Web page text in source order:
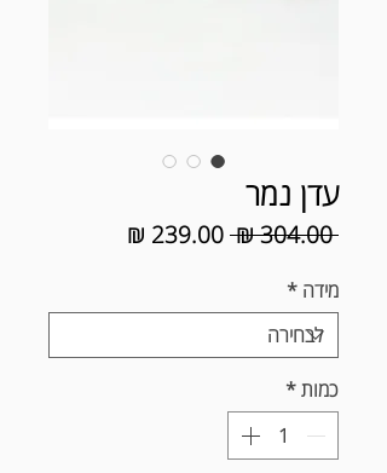
עדן נמר
‏304.00 ‏₪
מחיר
מידה *
כמות*